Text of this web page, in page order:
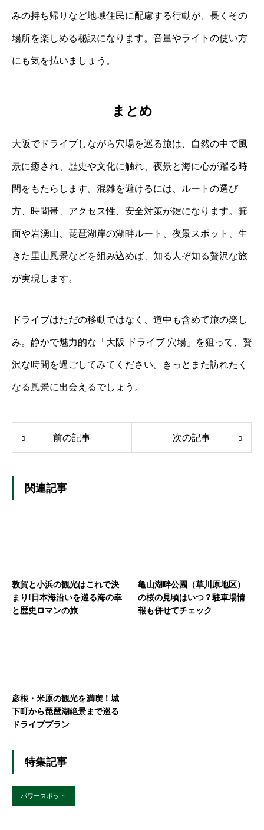
みの持ち帰りなど地域住民に配慮する行動が、長くその
場所を楽しめる秘訣になります。音量やライトの使い方
にも気を払いましょう。
まとめ
大阪でドライブしながら穴場を巡る旅は、自然の中で風
景に癒され、歴史や文化に触れ、夜景と海に心が躍る時
間をもたらします。混雑を避けるには、ルートの選び
方、時間帯、アクセス性、安全対策が鍵になります。箕
面や岩湧山、琵琶湖岸の湖畔ルート、夜景スポット、生
きた里山風景などを組み込めば、知る人ぞ知る贅沢な旅
が実現します。
ドライブはただの移動ではなく、道中も含めて旅の楽し
み。静かで魅力的な「大阪 ドライブ 穴場」を狙って、贅
沢な時間を過ごしてみてください。きっとまた訪れたく
なる風景に出会えるでしょう。
前の記事 次の記事
関連記事
敦賀と小浜の観光はこれで決
まり!日本海沿いを巡る海の幸
と歴史ロマンの旅
亀山湖畔公園（草川原地区）
の桜の見頃はいつ？駐車場情
報も併せてチェック
彦根・米原の観光を満喫！城
下町から琵琶湖絶景まで巡る
ドライブプラン
特集記事
パワースポット